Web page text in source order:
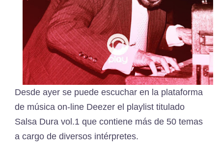
Desde ayer se puede escuchar en la plataforma
de música on-line Deezer el playlist titulado
Salsa Dura vol.1 que contiene más de 50 temas
a cargo de diversos intérpretes.